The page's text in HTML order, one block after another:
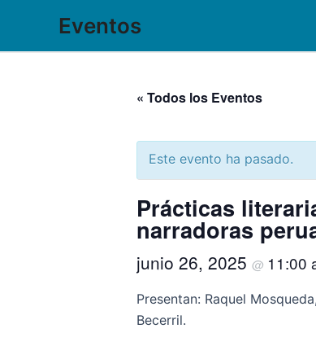
contenido
Eventos
« Todos los Eventos
Este evento ha pasado.
Prácticas
narradoras
junio 26, 2025 @ 11:00
Presentan: Raquel
Becerril.